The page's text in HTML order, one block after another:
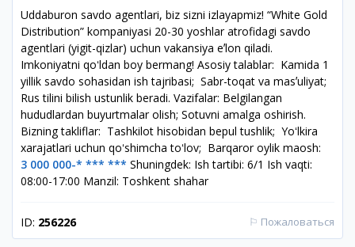
Uddaburon savdo agentlari, biz sizni izlayapmiz! ‍“White Gold
Distribution” kompaniyasi 20-30 yoshlar atrofidagi savdo
agentlari (yigit-qizlar) uchun vakansiya eʼlon qiladi.
Imkoniyatni qoʻldan boy bermang! Asosiy talablar: ️ Kamida 1
yillik savdo sohasidan ish tajribasi; ️ Sabr-toqat va masʼuliyat; ️
Rus tilini bilish ustunlik beradi. Vazifalar: Belgilangan
hududlardan buyurtmalar olish; Sotuvni amalga oshirish.
Bizning takliflar: ️ Tashkilot hisobidan bepul tushlik; ️ Yoʻlkira
xarajatlari uchun qoʻshimcha toʻlov; ️ Barqaror oylik maosh:
3 000 000-* *** *** Shuningdek: Ish tartibi: 6/1 Ish vaqti:
08:00-17:00 Manzil: Toshkent shahar
ID: 256226 ⚐ Пожаловаться